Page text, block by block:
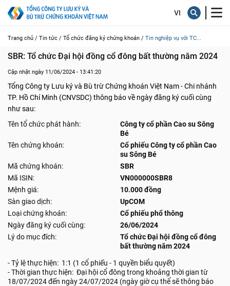
Trang chủ / Tin tức / Tổ chức đăng ký chứng khoán / Tin nghiệp vụ với TC...
SBR: Tổ chức Đại hội đồng cổ đông bất thường năm 2024
Cập nhật ngày 11/06/2024 - 13:41:20
Tổng Công ty Lưu ký và Bù trừ Chứng khoán Việt Nam - Chi nhánh
TP. Hồ Chí Minh (CNVSDC) thông báo về ngày đăng ký cuối cùng
như sau:
Tên tổ chức phát hành:
Công ty cổ phần Cao su Sông
Bé
Tên chứng khoán:
Cổ phiếu Công ty cổ phần Cao
su Sông Bé
Mã chứng khoán:
SBR
Mã ISIN:
VN000000SBR8
Mệnh giá:
10.000 đồng
Sàn giao dịch:
UpCOM
Loại chứng khoán:
Cổ phiếu phổ thông
Ngày đăng ký cuối cùng:
26/06/2024
Lý do mục đích:
Tổ chức Đại hội đồng cổ đông
bất thường năm 2024
- Tỷ lệ thực hiện: 1:1 (1 cổ phiếu - 1 quyền biểu quyết)
- Thời gian thực hiện: Đại hội cổ đông trong khoảng thời gian từ
18/07/2024 đến ngày 24/07/2024 (ngày giờ cụ thể sẽ thông báo